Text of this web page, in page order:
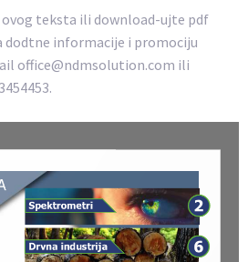
teksta ili download-ujte pdf
dodtne informacije i promociju
office@ndmsolution.com ili